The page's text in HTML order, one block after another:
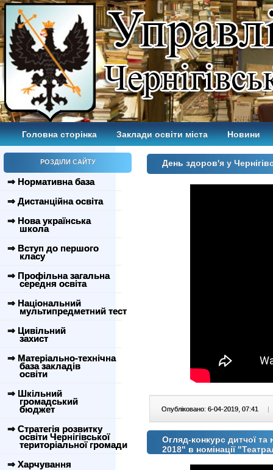
Головна сторінка Заклади освіти міста Новини
РОЗДІЛИ САЙТУ
⇒ Нормативна база
⇒ Дистанційна освіта
⇒ Нова українська
школа
⇒ Вступ до першого
класу
⇒ Профільна загальна
середня освіта
⇒ Національний
мультипредметний тест
⇒ Цивільний
захист
⇒ Матеріально-технічна
база закладів
освіти
⇒ Шкільний
громадський
бюджет
⇒ Стратегія розвитку
освіти Чернігівської
територіальної громади
⇒ Харчування
День здоров'я у
Опубліковано: 6-04-2019, 07:41 |
Огляд-конкурс дитчої та
2018" в номінації